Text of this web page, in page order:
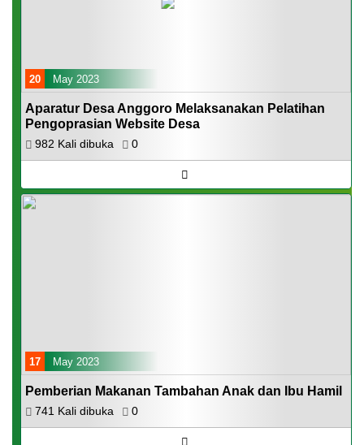
20 May 2023
Aparatur Desa Anggoro Melaksanakan Pelatihan
Pengoprasian Website Desa
982 Kali dibuka 0
17 May 2023
Pemberian Makanan Tambahan Anak dan Ibu Hamil
741 Kali dibuka 0